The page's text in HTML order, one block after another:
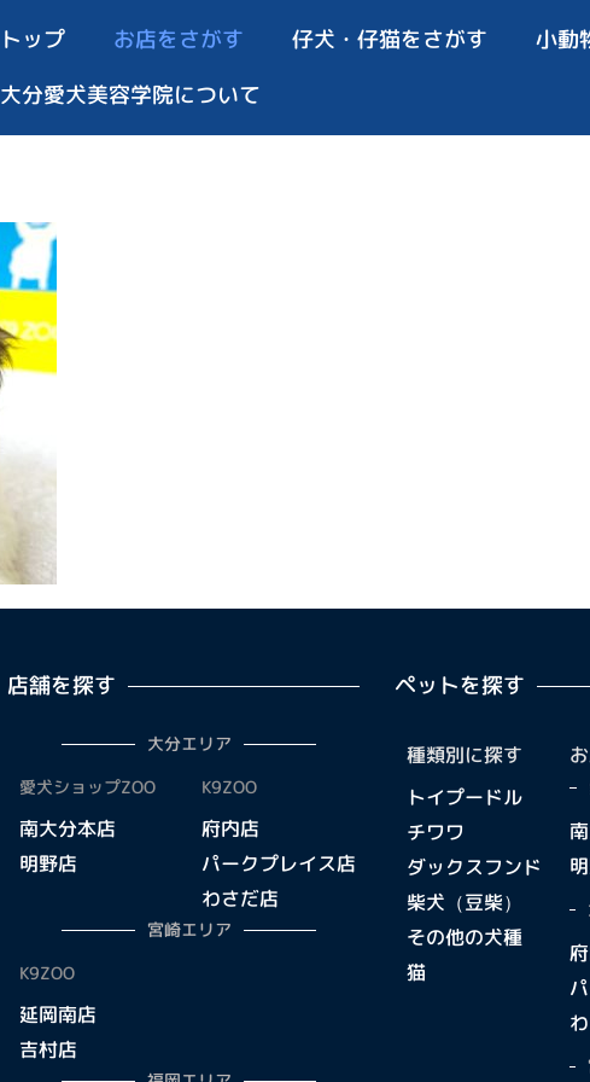
トップ お店をさがす 仔犬・仔猫をさがす 小動
大分愛犬美容学院について
店舗を探す
大分エリア
愛犬ショップZOO
南大分本店
明野店
K9ZOO
府内店
パークプレイス店
わさだ店
宮崎エリア
K9ZOO
延岡南店
吉村店
ペットを探す
種類別に探す
トイプードル
チワワ
ダックスフンド
柴犬（豆柴）
その他の犬種
猫